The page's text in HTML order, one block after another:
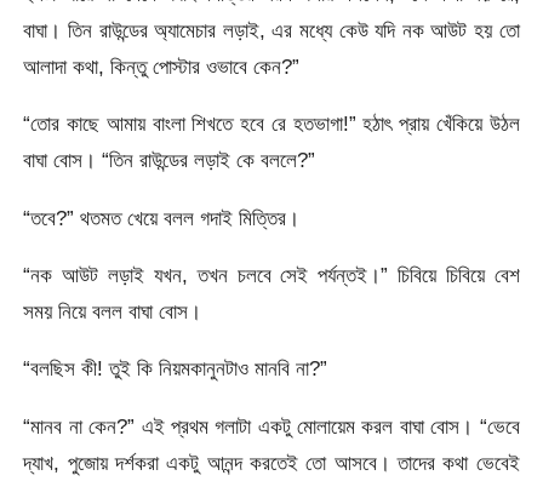
বাঘা। তিন রাউন্ডের অ্যামেচার লড়াই, এর মধ্যে কেউ যদি নক আউট হয় তো
আলাদা কথা, কিন্তু পোস্টার ওভাবে কেন?”
“তোর কাছে আমায় বাংলা শিখতে হবে রে হতভাগা!” হঠাৎ প্রায় খেঁকিয়ে উঠল
বাঘা বোস। “তিন রাউন্ডের লড়াই কে বললে?”
“তবে?” থতমত খেয়ে বলল গদাই মিত্তির।
“নক আউট লড়াই যখন, তখন চলবে সেই পর্যন্তই।” চিবিয়ে চিবিয়ে বেশ
সময় নিয়ে বলল বাঘা বোস।
“বলছিস কী! তুই কি নিয়মকানুনটাও মানবি না?”
“মানব না কেন?” এই প্রথম গলাটা একটু মোলায়েম করল বাঘা বোস। “ভেবে
দ্যাখ, পুজোয় দর্শকরা একটু আনন্দ করতেই তো আসবে। তাদের কথা ভেবেই